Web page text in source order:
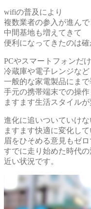
wifiの普及により
複数業者の参入が進んで
中間基地も増えてきて
便利になってきたのは確
PCやスマートフォンだ
冷蔵庫や電子レンジなど
一般的な家電製品にまで
手元の携帯端末での操
ますます生活スタイル
進化に追いついていけ
ますます快適に変化し
眉をひそめる意見もゼロ
すでに走り始めた時代
近い状況です。